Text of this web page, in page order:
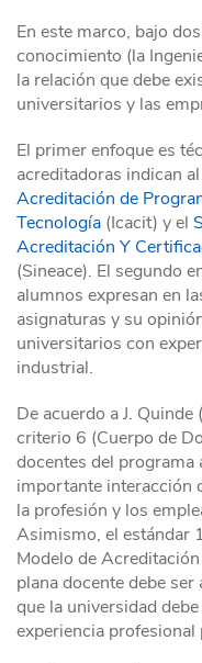
En este marco, bajo
conocimiento (la
la relación que debe
universitarios y las
El primer enfoque es
acreditadoras indican
Acreditación de
Tecnología (Icacit) y el
Acreditación Y
(Sineace). El segundo
alumnos expresan en
asignaturas y su
universitarios con
industrial.
De acuerdo a J.
criterio 6 (Cuerpo de
docentes del programa
importante interacción
la profesión y los
Asimismo, el estándar
Modelo de
plana docente debe
que la universidad
experiencia profesional